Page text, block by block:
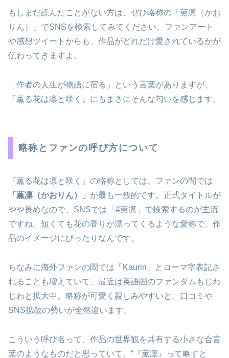
もしまだ読んだことがない方は、ぜひ略称の「薫凛（かお
りん）」でSNSを検索してみてください。ファンアート
や感想ツイートからも、作品がどれだけ愛されているかが
伝わってきますよ。
「作者の人生が物語に宿る」という言葉がありますが、
『薫る花は凛と咲く』にもまさにそんな匂いを感じます。
略称とファンの呼び方について
『薫る花は凛と咲く』の略称としては、ファンの間では
「薫凛（かおりん）」 が最も一般的です。正式タイトルが
やや長めなので、SNSでは「#薫凛」で検索するのが主流
ですね。短くても花の香りが漂ってくるような愛称で、作
品のイメージにぴったりなんです。
ちなみに海外ファンの間では「Kaurin」とローマ字表記さ
れることも増えていて、最近は英語圏のファンダムもじわ
じわと拡大中。略称が可愛く親しみやすいと、口コミや
SNS拡散の勢いが全然違います。
こういう呼び名って、作品の世界観を共有する小さな合言
葉のようなものだと思っていて。“『薫凛』って略すと